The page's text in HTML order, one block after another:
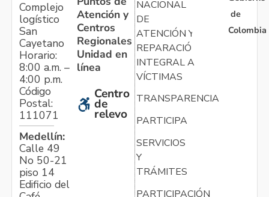
Complejo
logístico
San
Cayetano
Horario:
8:00 a.m. –
4:00 p.m.
Código
Postal:
111071
Medellín:
Calle 49
No 50-21
piso 14
Edificio del
Atención y
Centros
Regionales
Unidad en
línea
Centro
de
relevo
NACIONAL
DE
ATENCIÓN Y
REPARACIÓN
INTEGRAL A
VÍCTIMAS
TRANSPARENCIA
PARTICIPA
SERVICIOS
Y
TRÁMITES
PARTICIPACIÓN
de
Colombia